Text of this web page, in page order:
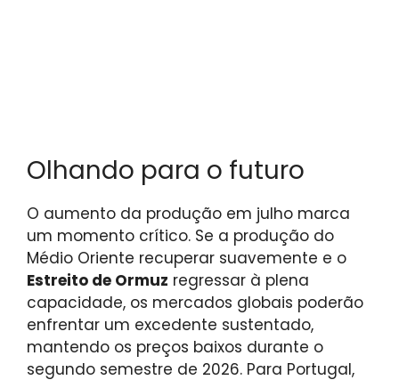
Olhando para o futuro
O aumento da produção em julho marca
um momento crítico. Se a produção do
Médio Oriente recuperar suavemente e o
Estreito de Ormuz regressar à plena
capacidade, os mercados globais poderão
enfrentar um excedente sustentado,
mantendo os preços baixos durante o
segundo semestre de 2026. Para Portugal,